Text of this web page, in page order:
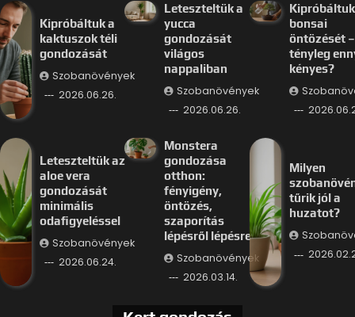
Kipróbáltuk a
kaktuszok téli
gondozását
Szobanövények
2026.06.26.
Leteszteltük a
yucca
gondozását
világos
nappaliban
Szobanövények
2026.06.26.
bonsai
öntözését –
tényleg
kényes?
Leteszteltük az
aloe vera
gondozását
minimális
odafigyeléssel
Szobanövények
2026.06.24.
Monstera
gondozása
otthon:
fényigény,
öntözés,
szaporítás
lépésről lépésre
Szobanövények
2026.03.14.
Milyen
tűrik jól a
huzatot?